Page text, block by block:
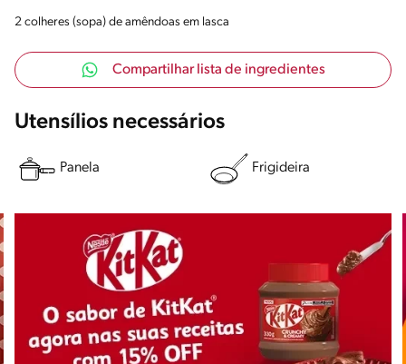
2 colheres (sopa) de amêndoas em lasca
Compartilhar lista de ingredientes
Utensílios necessários
Panela Frigideira